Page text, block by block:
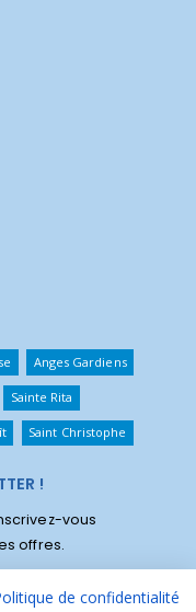
Anges Gardiens
Sainte Rita
Saint Christophe
!
vous
offres.
de confidentialité